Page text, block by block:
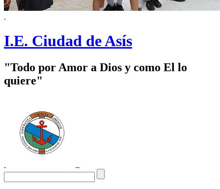
.
I.E. Ciudad de Asís
"Todo por Amor a Dios y como El lo
quiere"